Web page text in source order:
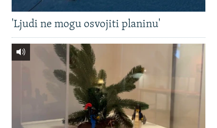
'Ljudi ne mogu osvojiti planinu'